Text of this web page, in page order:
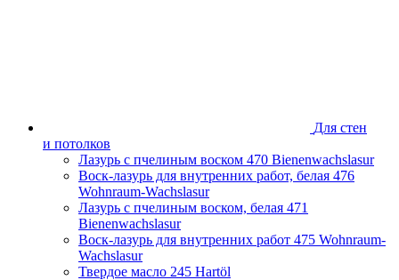
Свердловская область
Смоленская область
Ставропольский край
Тамбовская область
Тверская область
Тульская область
Тюменская область
Удмуртская Республика
Для стен
и потолков
Лазурь с пчелиным воском 470 Bienenwachslasur
Воск-лазурь для внутренних работ, белая 476
Wohnraum-Wachslasur
Лазурь с пчелиным воском, белая 471
Bienenwachslasur
Воск-лазурь для внутренних работ 475 Wohnraum-
Wachslasur
Твердое масло 245 Hartöl